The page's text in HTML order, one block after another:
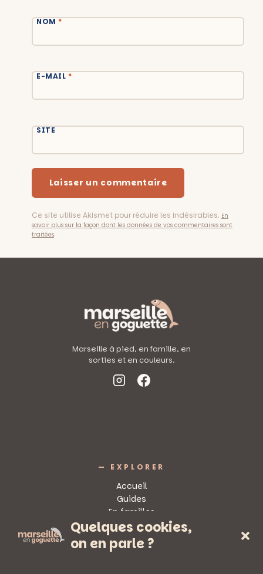
Quelques cookies,
on en parle ?
NOM*
E-MAIL *
SITE
Ce site utilise Akismet pour réduire les indésirables. En
savoir plus sur la façon dont les données de vos commentaires sont
traitées.
Marseille à pied, en famille, en
sorties et en couleurs.
— EXPLORER
Accueil
Guides
En familles
Sorties